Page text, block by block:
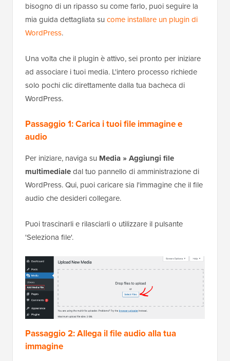
bisogno di un ripasso su come farlo, puoi seguire la
mia guida dettagliata su come installare un plugin di
WordPress.
Una volta che il plugin è attivo, sei pronto per iniziare
ad associare i tuoi media. L'intero processo richiede
solo pochi clic direttamente dalla tua bacheca di
WordPress.
Passaggio 1: Carica i tuoi file immagine e
audio
Per iniziare, naviga su Media » Aggiungi file
multimedialedal tuo pannello di amministrazione di
WordPress. Qui, puoi caricare sia l'immagine che il file
audio che desideri collegare.
Puoi trascinarli e rilasciarli o utilizzare il pulsante
'Seleziona file'.
Passaggio 2: Allega il file audio alla tua
immagine